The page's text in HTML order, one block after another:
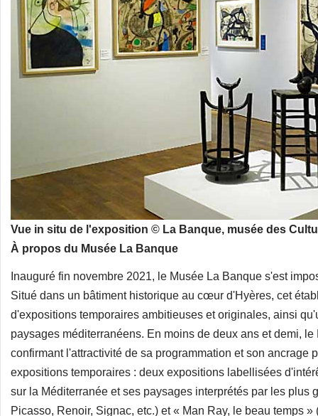
Vue in situ de l'exposition © La Banque, musée des
À propos du Musée La Banque
Inauguré fin novembre 2021, le Musée La Banque s'est
Situé dans un bâtiment historique au cœur d'Hyères, cet
d'expositions temporaires ambitieuses et originales, ainsi
paysages méditerranéens. En moins de deux ans et demi,
confirmant l'attractivité de sa programmation et son ancrage
expositions temporaires : deux expositions labellisées
sur la Méditerranée et ses paysages interprétés par les plus
Picasso, Renoir, Signac, etc.) et « Man Ray, le beau temps